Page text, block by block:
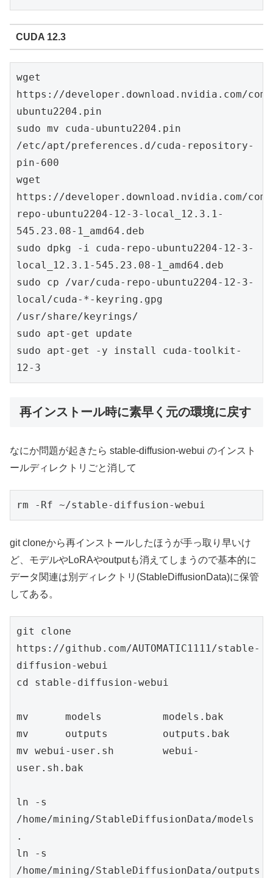
CUDA 12.3
wget
https://developer.download.nvidia.com/
ubuntu2204.pin
sudo mv cuda-ubuntu2204.pin
/etc/apt/preferences.d/cuda-repository-
pin-600
wget
https://developer.download.nvidia.com/
repo-ubuntu2204-12-3-local_12.3.1-
545.23.08-1_amd64.deb
sudo dpkg -i cuda-repo-ubuntu2204-12-3-
local_12.3.1-545.23.08-1_amd64.deb
sudo cp /var/cuda-repo-ubuntu2204-12-3-
local/cuda-*-keyring.gpg
/usr/share/keyrings/
sudo apt-get update
sudo apt-get -y install cuda-toolkit-
12-3
再インストール時に素早く元の環境に戻す
なにか問題が起きたら stable-diffusion-webui のインスト
ールディレクトリごと消して
rm -Rf ~/stable-diffusion-webui
git cloneから再インストールしたほうが手っ取り早いけ
ど、モデルやLoRAやoutputも消えてしまうので基本的に
データ関連は別ディレクトリ(StableDiffusionData)に保管
してある。
git clone
https://github.com/AUTOMATIC1111/stable-
diffusion-webui
cd stable-diffusion-webui
mv 	models		models.bak
mv 	outputs		outputs.bak
mv webui-user.sh	webui-
user.sh.bak
ln -s
/home/mining/StableDiffusionData/models
.
ln -s
/home/mining/StableDiffusionData/outputs